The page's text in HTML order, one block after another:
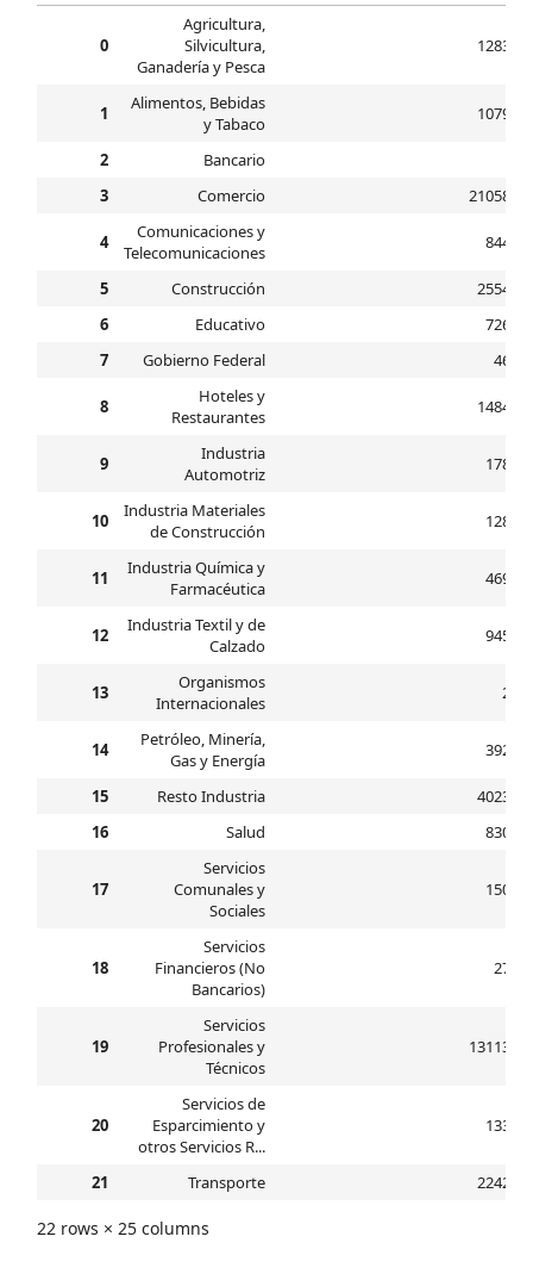
0
Agricultura,
Silvicultura,
Ganadería y Pesca
12830.0
1
Alimentos, Bebidas
y Tabaco
10797.0
2 Bancario
3
Comercio 210588.0
4
Comunicaciones y
Telecomunicaciones
8442.0
5 Construcción
25544.0
6
Educativo
7264.0
7
Gobierno Federal 463.0
8
Hoteles y
Restaurantes
14840.0
9
Industria
Automotriz
1787.0
10
Industria Materiales
de Construcción
1288.0
11
Industria Química y
Farmacéutica
4690.0
12
Industria Textil y de
Calzado
9456.0
13
Organismos
Internacionales
25.0
14
Petróleo, Minería,
Gas y Energía
3926.0
15 Resto Industria
40230.0
16
Salud 8306.0
17
Servicios
Comunales y
Sociales
1504.0
18
Servicios
Financieros (No
Bancarios)
273.0
19
Servicios
Profesionales y
Técnicos
131139.0
20
Servicios de
Esparcimiento y
otros Servicios R...
1337.0
21 Transporte 22424.0
22 rows × 25 columns